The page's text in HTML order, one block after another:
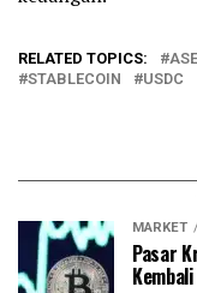
RELATED TOPICS:
STABLECOIN
USDC
MARKET
Pasar